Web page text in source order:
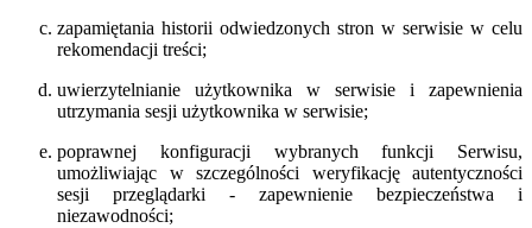
zapamiętania historii odwiedzonych stron w serwisie w celu
rekomendacji treści;
uwierzytelnianie użytkownika w serwisie i zapewnienia
utrzymania sesji użytkownika w serwisie;
poprawnej konfiguracji wybranych funkcji Serwisu,
umożliwiając w szczególności weryfikację autentyczności
sesji przeglądarki - zapewnienie bezpieczeństwa i
niezawodności;